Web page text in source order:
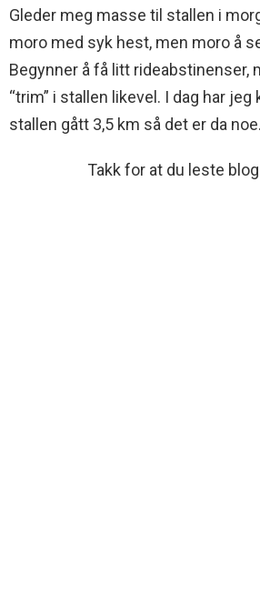
Gleder meg masse til stallen i
moro med syk hest, men moro å
Begynner å få litt rideabstinenser,
“trim” i stallen likevel. I dag har jeg
stallen gått 3,5 km så det er da noe.
Takk for at du leste